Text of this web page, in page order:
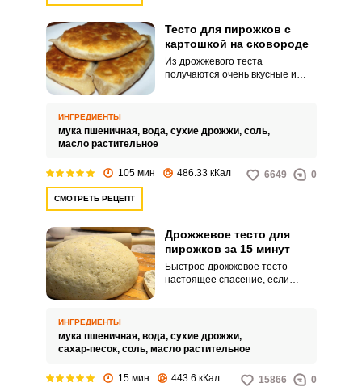
Тесто для пирожков с
картошкой на сковороде
Из дрожжевого теста
получаются очень вкусные и
ИНГРЕДИЕНТЫ
мука пшеничная, вода, сухие дрожжи, соль,
масло растительное
105 мин 486.33 кКал 6649 0
СМОТРЕТЬ РЕЦЕПТ
Дрожжевое тесто для
пирожков за 15 минут
Быстрое дрожжевое тесто
настоящее спасение, если
справиться с этим даже
начинающая хозяйка.
ИНГРЕДИЕНТЫ
мука пшеничная, вода, сухие дрожжи,
сахар-песок, соль, масло растительное
15 мин 443.6 кКал 15866 0